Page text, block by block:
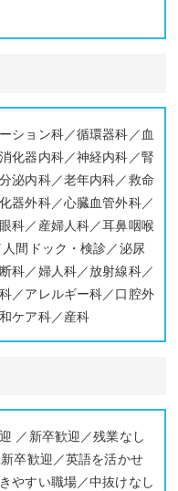
ション科／循環器科／血
化器内科／神経内科／腎
泌内科／老年内科／救命
器外科／心臓血管外科／
科／産婦人科／耳鼻咽喉
間ドック・検診／泌尿
科／婦人科／放射線科／
／アレルギー科／口腔外
ケア科／産科
／新卒歓迎／残業なし
卒歓迎／英語を活かせ
やすい職場／中抜けなし